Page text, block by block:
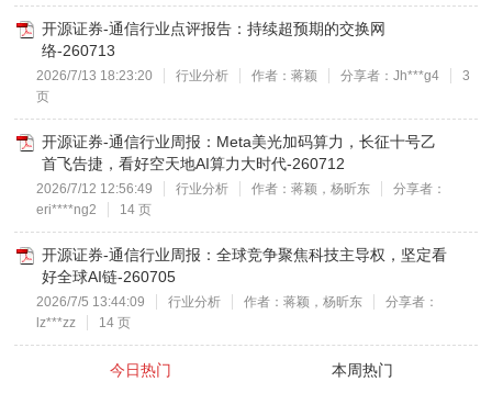
开源证券-通信行业点评报告：持续超预期的交换网
络-260713
2026/7/13 18:23:20 行业分析 作者：蒋颖 分享者：Jh***g4
3
页
开源证券-通信行业周报：Meta美光加码算力，长征十号乙
首飞告捷，看好空天地AI算力大时代-260712
2026/7/12 12:56:49 行业分析 作者：蒋颖，杨昕东
分享者：
eri****ng2
14 页
开源证券-通信行业周报：全球竞争聚焦科技主导权，坚定看
好全球AI链-260705
2026/7/5 13:44:09 行业分析 作者：蒋颖，杨昕东
分享者：
lz***zz
14 页
今日热门 本周热门